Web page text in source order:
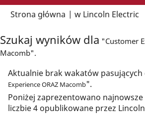
Strona główna | w Lincoln Electric
Szukaj wyników dla "Customer
Macomb".
Aktualnie brak wakatów pasujących
Experience ORAZ Macomb".
Poniżej zaprezentowano
liczbie 4 opublikowane przez